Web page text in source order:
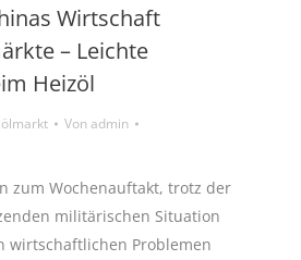
Wirtschaft
– Leichte
Heizöl
Vonadmin
zum Wochenauftakt, trotz der
militärischen Situation
wirtschaftlichen Problemen